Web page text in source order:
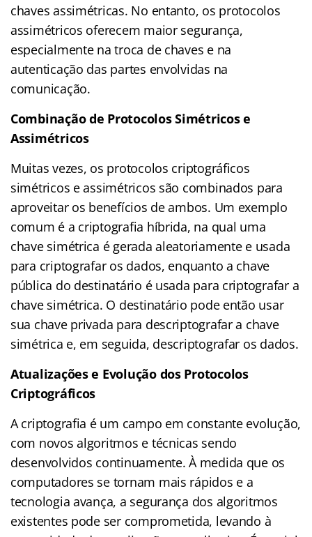
chaves assimétricas. No entanto, os protocolos
assimétricos oferecem maior segurança,
especialmente na troca de chaves e na
autenticação das partes envolvidas na
comunicação.
Combinação de Protocolos Simétricos e
Assimétricos
Muitas vezes, os protocolos criptográficos
simétricos e assimétricos são combinados para
aproveitar os benefícios de ambos. Um exemplo
comum é a criptografia híbrida, na qual uma
chave simétrica é gerada aleatoriamente e usada
para criptografar os dados, enquanto a chave
pública do destinatário é usada para criptografar a
chave simétrica. O destinatário pode então usar
sua chave privada para descriptografar a chave
simétrica e, em seguida, descriptografar os dados.
Atualizações e Evolução dos Protocolos
Criptográficos
A criptografia é um campo em constante evolução,
com novos algoritmos e técnicas sendo
desenvolvidos continuamente. À medida que os
computadores se tornam mais rápidos e a
tecnologia avança, a segurança dos algoritmos
existentes pode ser comprometida, levando à